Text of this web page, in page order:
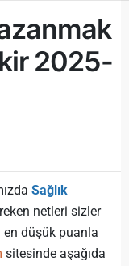
2025-
Sağlık
netleri sizler
en düşük puanla
sitesinde aşağıda